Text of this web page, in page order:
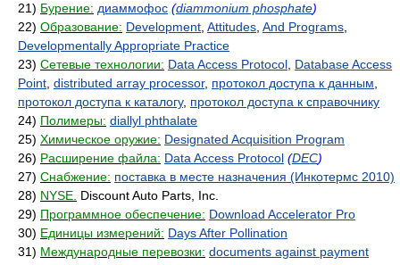
21) Бурение: диаммофос (diammonium phosphate)
22) Образование: Development Attitudes And Programs
Developmentally Appropriate Practice
23) Сетевые технологии: Data Access Protocol Database Access
Point distributed array processor, протокол доступа к данным
протокол доступа к каталогу, протокол доступа к справочнику
24) Полимеры: diallyl phthalate
25) Химическое оружие: Designated Acquisition Program
26) Расширение файла: Data Access Protocol (DEC)
27) Снабжение: поставка в месте назначения (Инкотермс 2010)
28) NYSE. Discount Auto Parts, Inc.
29) Программное обеспечение: Download Accelerator Pro
30) Единицы измерений: Days After Pollination
31) Международные перевозки: documents against payment